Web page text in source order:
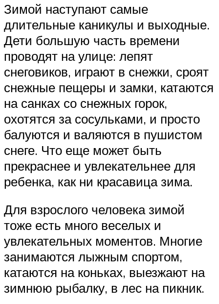
Зимой наступают самые
длительные каникулы и выходные.
Дети большую часть времени
проводят на улице: лепят
снеговиков, играют в снежки, сроят
снежные пещеры и замки, катаются
на санках со снежных горок,
охотятся за сосульками, и просто
балуются и валяются в пушистом
снеге. Что еще может быть
прекраснее и увлекательнее для
ребенка, как ни красавица зима.
Для взрослого человека зимой
тоже есть много веселых и
увлекательных моментов. Многие
занимаются лыжным спортом,
катаются на коньках, выезжают на
зимнюю рыбалку, в лес на пикник.